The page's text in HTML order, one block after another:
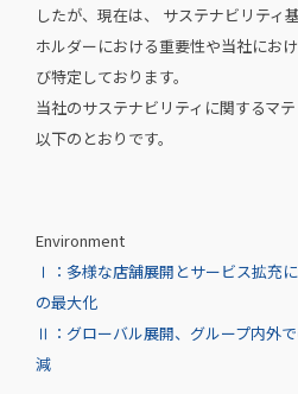
したが、現在は、 サステナビリティ
ホルダーにおける重要性や当社にお
び特定しております。
当社のサステナビリティに関するマ
以下のとおりです。
Environment
Ⅰ：多様な店舗展開とサービス拡充
の最大化
Ⅱ：グローバル展開、グループ内外
減